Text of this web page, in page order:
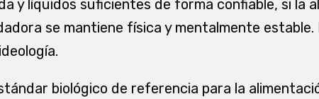
y líquidos suficientes de forma confiable, si la
se mantiene física y mentalmente estable.
biológico de referencia para la